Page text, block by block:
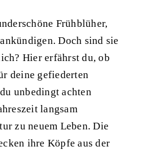
Frühblüher,
Doch sind sie
Hier erfährst du, ob
deine gefiederten
unbedingt achten
langsam
zu neuem Leben. Die
ihre Köpfe aus der